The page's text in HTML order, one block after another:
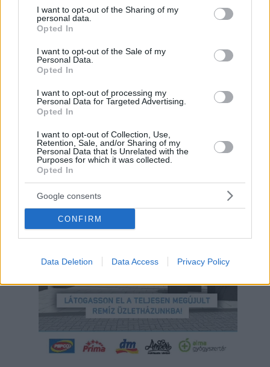
not limited to your visit or usage behaviour. You may click to
grant or deny consent to Google and its third-party tags to
use your data for below specified purposes in below Google
consent section.
I want to opt-out of the Sharing of my
personal data.
Opted In
I want to opt-out of the Sale of my
Personal Data.
Opted In
I want to opt-out of processing my
Personal Data for Targeted Advertising.
Opted In
I want to opt-out of Collection, Use,
Retention, Sale, and/or Sharing of my
Personal Data that Is Unrelated with the
Purposes for which it was collected.
Opted In
Google consents
CONFIRM
Data Deletion Data Access Privacy Policy
Hirdetés
Hirdetés